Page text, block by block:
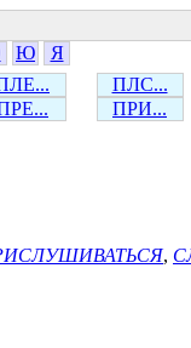
Ю
Я
ПЛС...
ПРИ...
,